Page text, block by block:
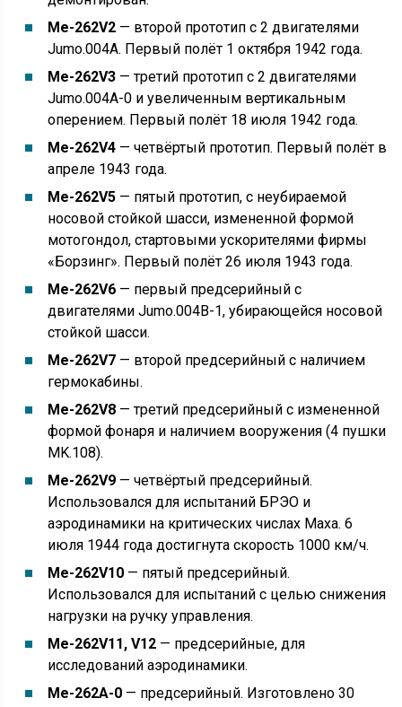
Me-262V2 — второй прототип с 2 двигателями
Jumo.004A. Первый полёт 1 октября 1942 года.
Me-262V3 — третий прототип с 2 двигателями
Jumo.004A-0 и увеличенным вертикальным
оперением. Первый полёт 18 июля 1942 года.
Me-262V4 — четвёртый прототип. Первый полёт в
апреле 1943 года.
Me-262V5 — пятый прототип, с неубираемой
носовой стойкой шасси, измененной формой
мотогондол, стартовыми ускорителями фирмы
«Борзинг». Первый полёт 26 июля 1943 года.
Me-262V6 — первый предсерийный с
двигателями Jumo.004B-1, убирающейся носовой
стойкой шасси.
Me-262V7 — второй предсерийный с наличием
гермокабины.
Me-262V8 — третий предсерийный с измененной
формой фонаря и наличием вооружения (4 пушки
MK.108).
Me-262V9 — четвёртый предсерийный.
Использовался для испытаний БРЭО и
аэродинамики на критических числах Маха. 6
июля 1944 года достигнута скорость 1000 км/ч.
Me-262V10 — пятый предсерийный.
Использовался для испытаний с целью снижения
нагрузки на ручку управления.
Me-262V11, V12 — предсерийные, для
исследований аэродинамики.
Me-262A-0 — предсерийный. Изготовлено 30